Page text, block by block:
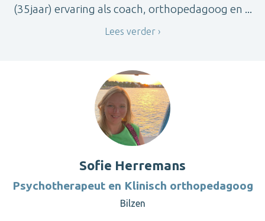
(35jaar) ervaring als coach, orthopedagoog en ...
Lees verder
Sofie Herremans
Psychotherapeut en Klinisch orthopedagoog
Bilzen